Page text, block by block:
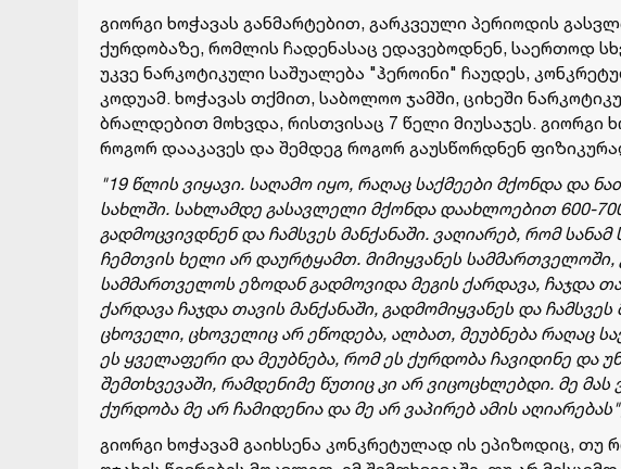
გიორგი ხოჭავას განმარტებით, გარკვეული პერიოდის
ქურდობაზე, რომლის ჩადენასაც ედავებოდნენ, საერთოდ
უკვე ნარკოტიკული საშუალება "ჰეროინი" ჩაუდეს,
კოდუამ. ხოჭავას თქმით, საბოლოო ჯამში, ციხეში
ბრალდებით მოხვდა, რისთვისაც 7 წელი მიუსაჯეს. გიორგი
როგორ დააკავეს და შემდეგ როგორ გაუსწორდნენ
"19 წლის ვიყავი. საღამო იყო, რაღაც საქმეები მქონდა და
სახლში. სახლამდე გასავლელი მქონდა დაახლოებით 600-700
გადმოცვივდნენ და ჩამსვეს მანქანაში. ვაღიარებ, რომ
ჩემთვის ხელი არ დაურტყამთ. მიმიყვანეს
სამმართველოს ეზოდან გადმოვიდა მეგის ქარდავა, ჩაჯდა
ქარდავა ჩაჯდა თავის მანქანაში, გადმომიყვანეს და ჩამსვეს
ცხოველი, ცხოველიც არ ეწოდება, ალბათ, მეუბნება რაღაც
ეს ყველაფერი და მეუბნება, რომ ეს ქურდობა ჩავიდინე და
შემთხვევაში, რამდენიმე წუთიც კი არ ვიცოცხლებდი. მე
ქურდობა მე არ ჩამიდენია და მე არ ვაპირებ ამის
გიორგი ხოჭავამ გაიხსენა კონკრეტულად ის ეპიზოდიც, თუ